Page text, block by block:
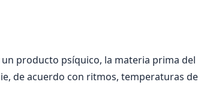
producto psíquico, la materia prima del
de acuerdo con ritmos, temperaturas de